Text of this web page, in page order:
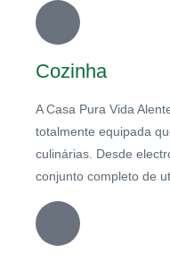
Cozinha
A Casa Pura Vida
totalmente equipada
culinárias. Desde
conjunto completo de